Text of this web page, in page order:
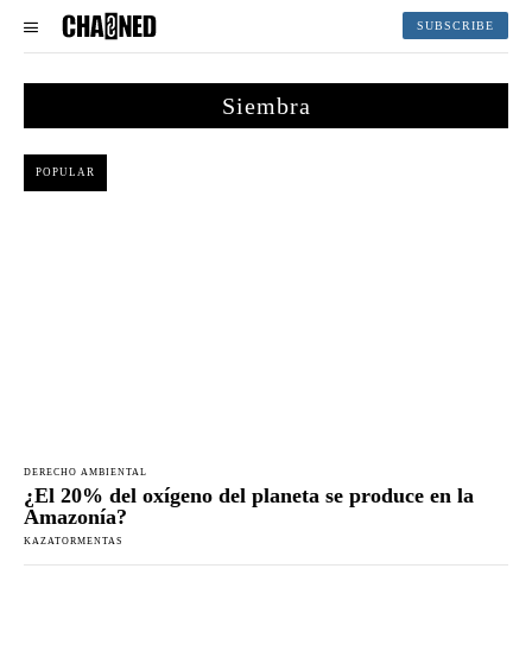
SUBSCRIBE
Siembra
POPULAR
DERECHO AMBIENTAL
¿El 20% del oxígeno del planeta se produce en la
Amazonía?
KAZATORMENTAS